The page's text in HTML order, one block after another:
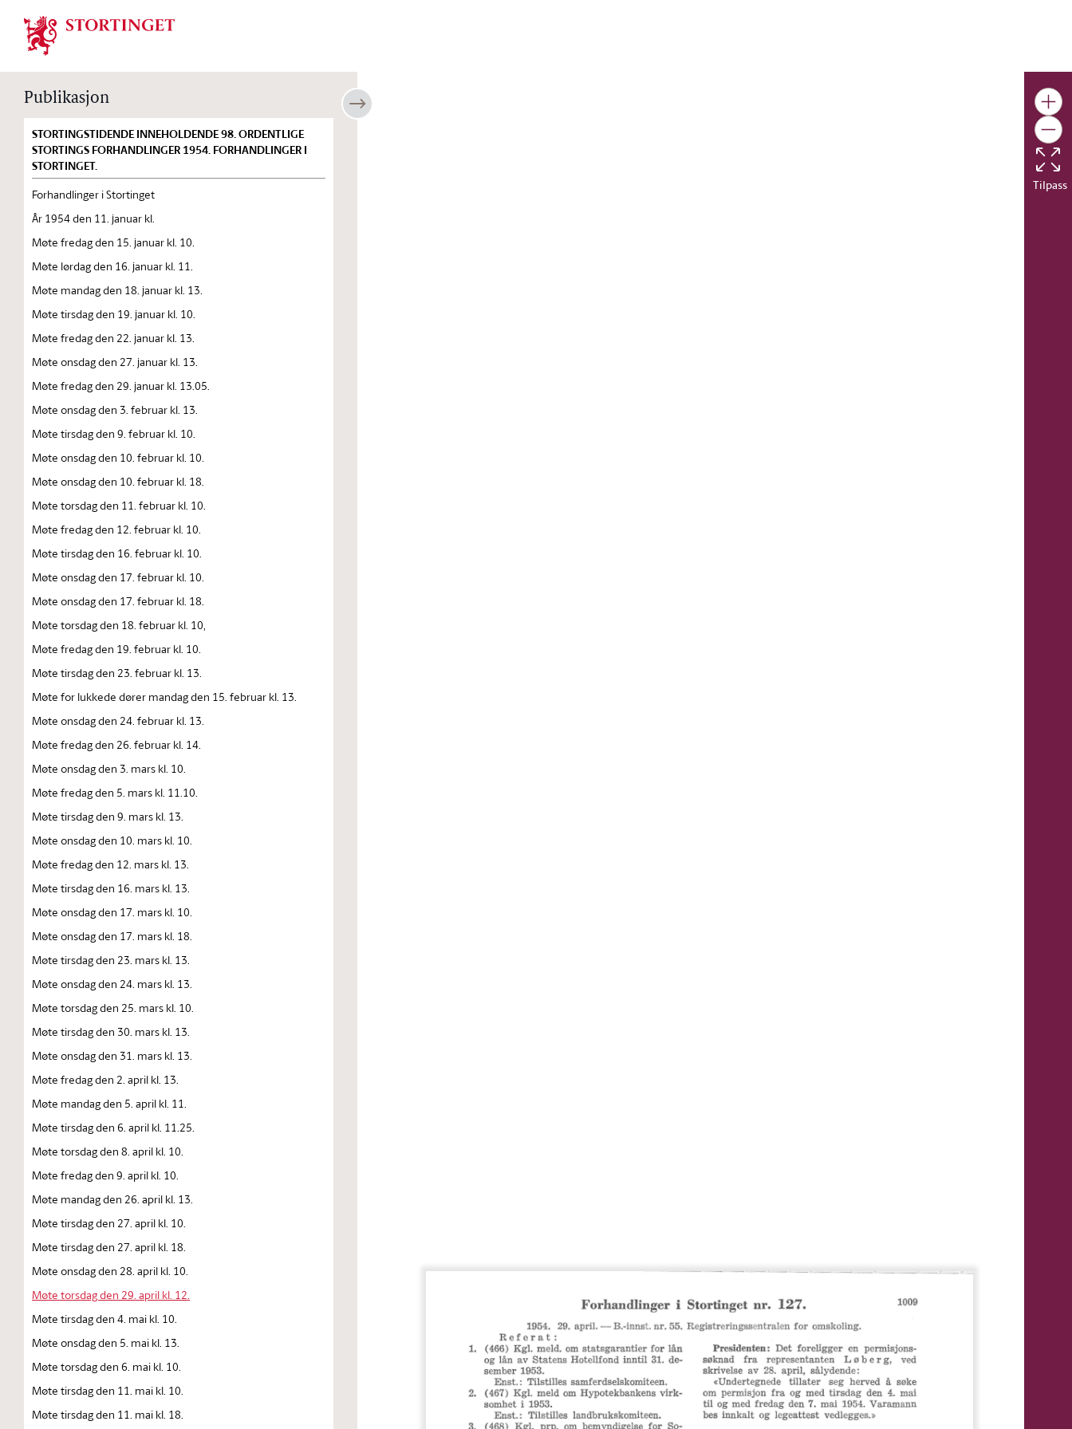
Stortinget.no
Publikasjon
STORTINGSTIDENDE INNEHOLDENDE 98. ORDENTLIGE
STORTINGS FORHANDLINGER 1954. FORHANDLINGER I
STORTINGET.
Forhandlinger i Stortinget
År 1954 den 11. januar kl.
Møte fredag den 15. januar kl. 10.
Møte lørdag den 16. januar kl. 11.
Møte mandag den 18. januar kl. 13.
Møte tirsdag den 19. januar kl. 10.
Møte fredag den 22. januar kl. 13.
Møte onsdag den 27. januar kl. 13.
Møte fredag den 29. januar kl. 13.05.
Møte onsdag den 3. februar kl. 13.
Møte tirsdag den 9. februar kl. 10.
Møte onsdag den 10. februar kl. 10.
Møte onsdag den 10. februar kl. 18.
Møte torsdag den 11. februar kl. 10.
Møte fredag den 12. februar kl. 10.
Møte tirsdag den 16. februar kl. 10.
Møte onsdag den 17. februar kl. 10.
Møte onsdag den 17. februar kl. 18.
Møte torsdag den 18. februar kl. 10,
Møte fredag den 19. februar kl. 10.
Møte tirsdag den 23. februar kl. 13.
Møte for lukkede dører mandag den 15. februar kl. 13.
Møte onsdag den 24. februar kl. 13.
Møte fredag den 26. februar kl. 14.
Møte onsdag den 3. mars kl. 10.
Møte fredag den 5. mars kl. 11.10.
Møte tirsdag den 9. mars kl. 13.
Møte onsdag den 10. mars kl. 10.
Møte fredag den 12. mars kl. 13.
Møte tirsdag den 16. mars kl. 13.
Møte onsdag den 17. mars kl. 10.
Møte onsdag den 17. mars kl. 18.
Møte tirsdag den 23. mars kl. 13.
Møte onsdag den 24. mars kl. 13.
Møte torsdag den 25. mars kl. 10.
Møte tirsdag den 30. mars kl. 13.
Møte onsdag den 31. mars kl. 13.
Møte fredag den 2. april kl. 13.
Møte mandag den 5. april kl. 11.
Møte tirsdag den 6. april kl. 11.25.
Møte torsdag den 8. april kl. 10.
Møte fredag den 9. april kl. 10.
Møte mandag den 26. april kl. 13.
Møte tirsdag den 27. april kl. 10.
Møte tirsdag den 27. april kl. 18.
Møte onsdag den 28. april kl. 10.
Møte torsdag den 29. april kl. 12.
Møte tirsdag den 4. mai kl. 10.
Møte onsdag den 5. mai kl. 13.
Møte torsdag den 6. mai kl. 10.
Møte tirsdag den 11. mai kl. 10.
Møte tirsdag den 11. mai kl. 18.